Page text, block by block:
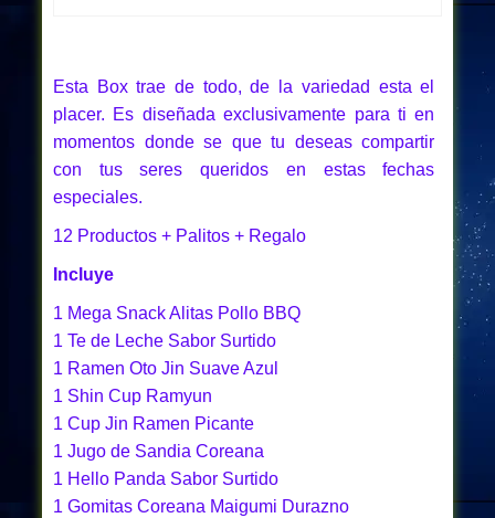
Esta Box trae de todo, de la variedad esta el
placer. Es diseñada exclusivamente para ti en
momentos donde se que tu deseas compartir
con tus seres queridos en estas fechas
especiales.
12 Productos + Palitos + Regalo
Incluye
1 Mega Snack Alitas Pollo BBQ
1 Te de Leche Sabor Surtido
1 Ramen Oto Jin Suave Azul
1 Shin Cup Ramyun
1 Cup Jin Ramen Picante
1 Jugo de Sandia Coreana
1 Hello Panda Sabor Surtido
1 Gomitas Coreana Maigumi Durazno